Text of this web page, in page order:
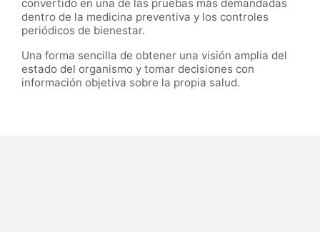
convertido en una de las pruebas más demandadas
dentro de la medicina preventiva y los controles
periódicos de bienestar.
Una forma sencilla de obtener una visión amplia del
estado del organismo y tomar decisiones con
información objetiva sobre la propia salud.